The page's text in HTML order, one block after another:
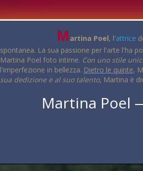
M artina Poel, l'attrice
spontanea. La sua passione per l'arte l'ha
Martina Poel foto intime. Con uno stile
l'imperfezione in bellezza. Dietro le quinte,
sua dedizione e al suo talento, Martina è
Martina Poel